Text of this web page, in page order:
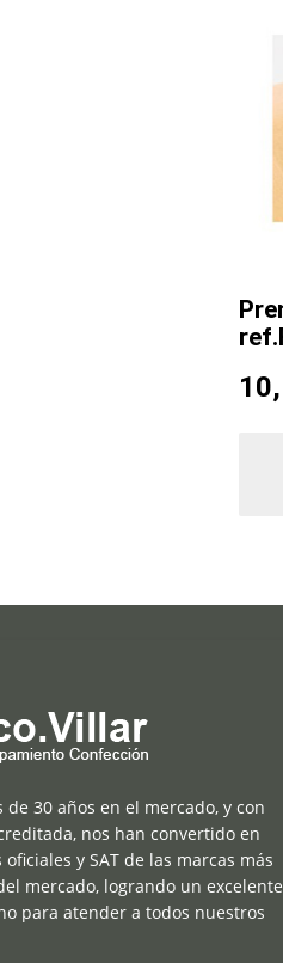
de 30 años en el mercado, y con
nos han convertido en
y SAT de las marcas más
mercado, logrando un excelente
para atender a todos nuestros